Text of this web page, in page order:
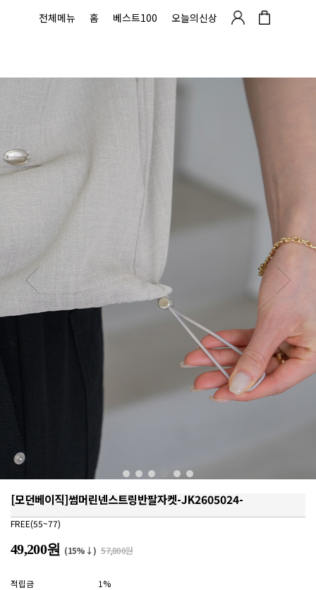
전체메뉴 홈 베스트100 오늘의신상
[모던베이직]썸머린넨스트링반팔자켓-JK2605024-
FREE(55~77)
49,200원 (15%↓) 57,800원
적립금 1%